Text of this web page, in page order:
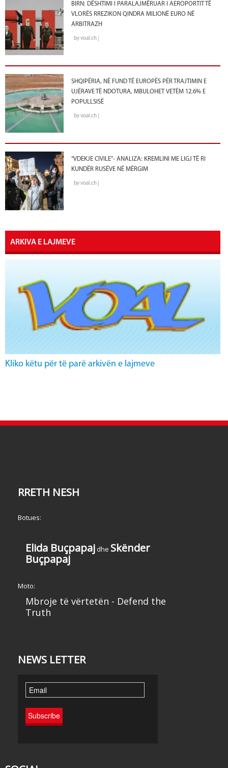
BIRN: DËSHTIMI I PARALAJMËRUAR I AEROPORTIT TË
VLORËS RREZIKON QINDRA MILIONË EURO NË
ARBITRAZH
by voal.ch |
SHQIPËRIA, NË FUND TË EUROPËS PËR TRAJTIMIN E
UJËRAVE TË NDOTURA, MBULOHET VETËM 12.6% E
POPULLSISË
by voal.ch |
“VDEKJE CIVILE”- ANALIZA: KREMLINI ME LIGJ TË RI
KUNDËR RUSËVE NË MËRGIM
by voal.ch |
ARKIVA E LAJMEVE
Kliko këtu për të parë arkivën e lajmeve
RRETH NESH
Botues:
Elida Buçpapaj dhe Skënder
Buçpapaj
Moto:
Mbroje të vërtetën - Defend the
Truth
NEWS LETTER